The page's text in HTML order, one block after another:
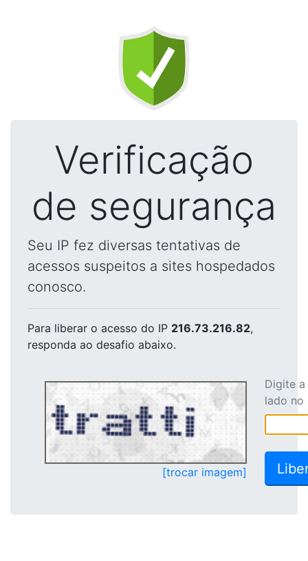
Verificação
de segurança
Seu IP fez diversas tentativas de
acessos suspeitos a sites hospedados
conosco.
Para liberar o acesso do IP 216.73.216.82,
responda ao desafio abaixo.
[trocar imagem]
Digite
lado no